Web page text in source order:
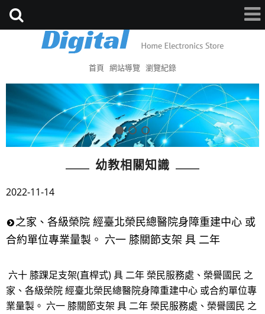
首頁 網站導覽 瀏覽紀錄
幼教相關知識
2022-11-14
之家、各級榮院 經臺北榮民總醫院身障重建中心 或
合約單位專業量製。 六一 膝關節支架 具 二年
六十 膝踝足支架(直桿式) 具 二年 榮民服務處、榮譽國民 之
家、各級榮院 經臺北榮民總醫院身障重建中心 或合約單位專
業量製。 六一 膝關節支架 具 二年 榮民服務處、榮譽國民 之